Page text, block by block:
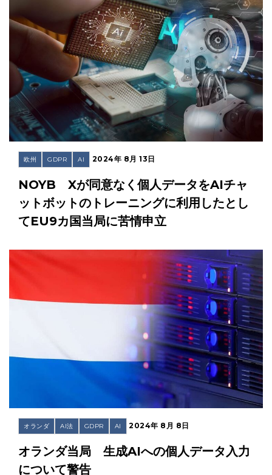
欧州 GDPR AI 2024年 8月 13日
NOYB Xが同意なく個人データをAIチャ
ットボットのトレーニングに利用したとし
てEU9カ国当局に苦情申立
オランダ AI法 GDPR AI 2024年 8月 8日
オランダ当局 生成AIへの個人データ入力
について警告